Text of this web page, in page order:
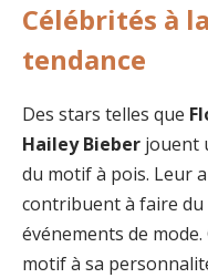
Célébrités à
tendance
Des stars telles que
Hailey Bieber jouent
du motif à pois. Leur
contribuent à faire
événements de
motif à sa